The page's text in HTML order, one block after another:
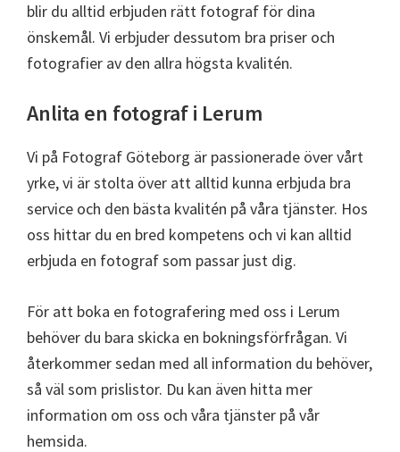
blir du alltid erbjuden rätt fotograf för dina
önskemål. Vi erbjuder dessutom bra priser och
fotografier av den allra högsta kvalitén.
Anlita en fotograf i Lerum
Vi på Fotograf Göteborg är passionerade över vårt
yrke, vi är stolta över att alltid kunna erbjuda bra
service och den bästa kvalitén på våra tjänster. Hos
oss hittar du en bred kompetens och vi kan alltid
erbjuda en fotograf som passar just dig.
För att boka en fotografering med oss i Lerum
behöver du bara skicka en bokningsförfrågan. Vi
återkommer sedan med all information du behöver,
så väl som prislistor. Du kan även hitta mer
information om oss och våra tjänster på vår
hemsida.